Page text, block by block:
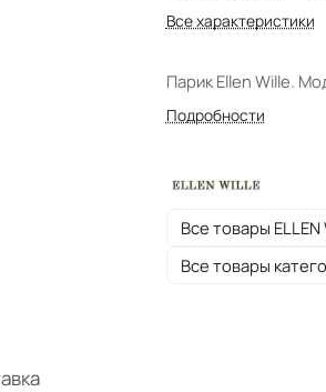
Все характеристики
Парик Ellen Wille.
Подробности
Все товары ELLEN
Все товары